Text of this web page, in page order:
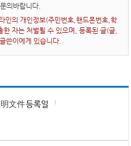
의바랍니다.
인의 개인정보(주민번호,핸드폰번호,학
자는 처벌될 수 있으며, 등록된 글(글,
쓴이에게 있습니다.
文件등록일